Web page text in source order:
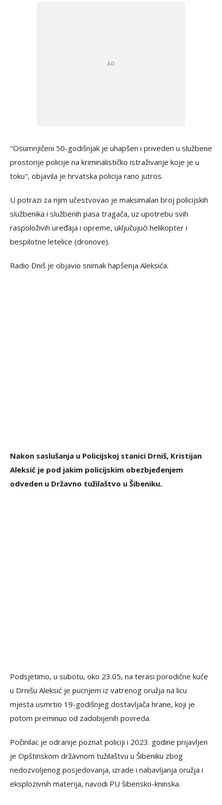
"Osumnjičeni 50-godišnjak je uhapšen i priveden u službene
prostorije policije na kriminalističko istraživanje koje je u
toku", objavila je hrvatska policija rano jutros.
U potrazi za njim učestvovao je maksimalan broj policijskih
službenika i službenih pasa tragača, uz upotrebu svih
raspoloživih uređaja i opreme, uključujući helikopter i
bespilotne letelice (dronove).
Radio Dniš je objavio snimak hapšenja Aleksića.
Nakon saslušanja u Policijskoj stanici Drniš, Kristijan
Aleksić je pod jakim policijskim obezbjeđenjem
odveden u Državno tužilaštvo u Šibeniku.
Podsjetimo, u subotu, oko 23.05, na terasi porodične kuće
u Drnišu Aleksić je pucnjem iz vatrenog oružja na licu
mjesta usmrtio 19-godišnjeg dostavljača hrane, koji je
potom preminuo od zadobijenih povreda.
Počinilac je odranije poznat policiji i 2023. godine prijavljen
je Opštinskom državnom tužilaštvu u Šibeniku zbog
nedozvoljenog posjedovanja, izrade i nabavljanja oružja i
eksplozivnih materija, navodi PU šibensko-kninska.